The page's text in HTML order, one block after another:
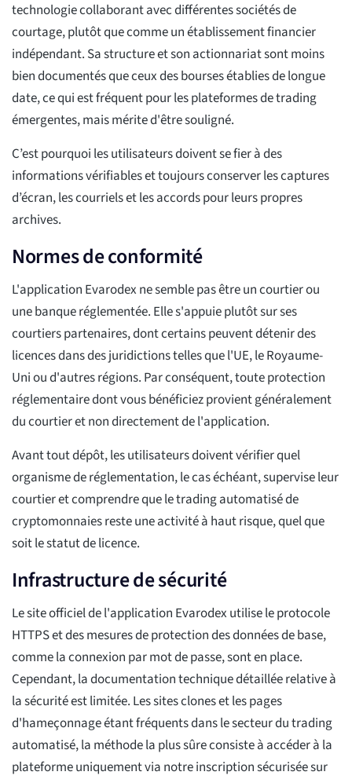
technologie collaborant avec différentes sociétés de
courtage, plutôt que comme un établissement financier
indépendant. Sa structure et son actionnariat sont moins
bien documentés que ceux des bourses établies de longue
date, ce qui est fréquent pour les plateformes de trading
émergentes, mais mérite d'être souligné.
C’est pourquoi les utilisateurs doivent se fier à des
informations vérifiables et toujours conserver les captures
d’écran, les courriels et les accords pour leurs propres
archives.
Normes de conformité
L'application Evarodex ne semble pas être un courtier ou
une banque réglementée. Elle s'appuie plutôt sur ses
courtiers partenaires, dont certains peuvent détenir des
licences dans des juridictions telles que l'UE, le Royaume-
Uni ou d'autres régions. Par conséquent, toute protection
réglementaire dont vous bénéficiez provient généralement
du courtier et non directement de l'application.
Avant tout dépôt, les utilisateurs doivent vérifier quel
organisme de réglementation, le cas échéant, supervise leur
courtier et comprendre que le trading automatisé de
cryptomonnaies reste une activité à haut risque, quel que
soit le statut de licence.
Infrastructure de sécurité
Le site officiel de l'application Evarodex utilise le protocole
HTTPS et des mesures de protection des données de base,
comme la connexion par mot de passe, sont en place.
Cependant, la documentation technique détaillée relative à
la sécurité est limitée. Les sites clones et les pages
d'hameçonnage étant fréquents dans le secteur du trading
automatisé, la méthode la plus sûre consiste à accéder à la
plateforme uniquement via notre inscription sécurisée sur